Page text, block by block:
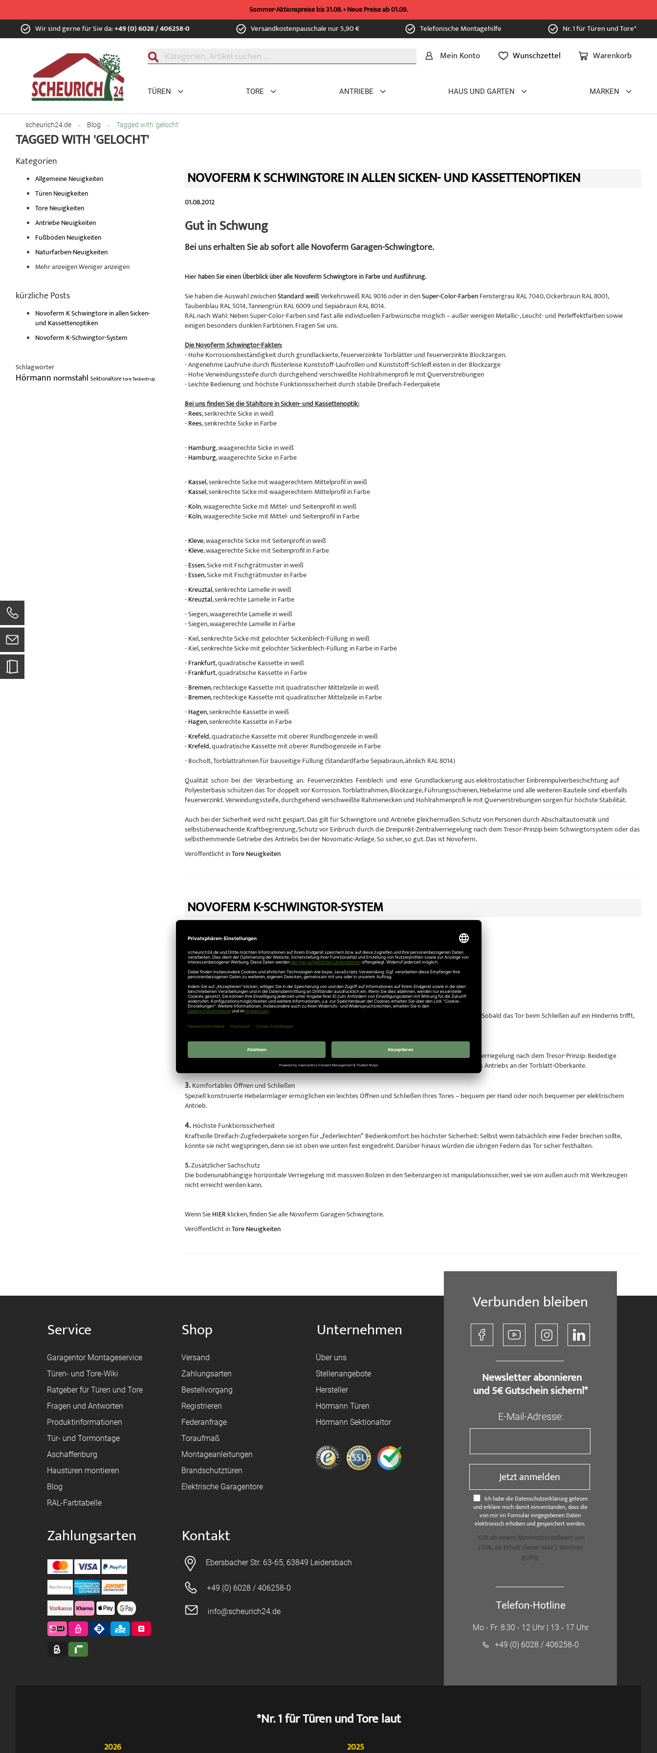
Sommer-Aktionspreise bis 31.08. • Neue Preise ab 01.09.
Zum
Inhalt Wir sind gerne für Sie da:+49 (0) 6028 / 406258-0 Versandkostenpauschale nur 5,90 € Telefonische Montagehilfe Nr. 1 für Türen und Tore*
Warenkorb
Mein Konto Wunschzettel
TÜREN TORE ANTRIEBE HAUS UND GARTEN MARKEN
scheurich24.de Blog Tagged with 'gelocht'
TAGGED WITH 'GELOCHT'
NOVOFERM K SCHWINGTORE IN ALLEN SICKEN- UND KASSETTENOPTIKEN
01.08.2012
Gut in Schwung
Bei uns erhalten Sie ab sofort alle Novoferm Garagen-Schwingtore.
Hier haben Sie einen Überblick über alle Novoferm Schwingtore in Farbe und Ausführung.
Sie haben die Auswahl zwischenStandard weißVerkehrsweiß RAL 9016 oder in denSuper-Color-FarbenFenstergrau RAL 7040, Ockerbraun RAL 8001,
Taubenblau RAL 5014, Tannengrün RAL 6009 und Sepiabraun RAL 8014.
RAL nach Wahl: Neben Super-Color-Farben sind fast alle individuellen Farbwünsche möglich – außer wenigen Metallic-, Leucht- und Perleffektfarben sowie
einigen besonders dunklen Farbtönen. Fragen Sie uns.
Die Novoferm Schwingtor-Fakten:
- Hohe Korrosionsbeständigkeit durch grundlackierte, feuerverzinkte Torblätter und feuerverzinkte Blockzargen.
- Angenehme Laufruhe durch flüsterleise Kunststoff-Laufrollen und Kunststoff-Schleifl eisten in der Blockzarge
- Hohe Verwindungssteife durch durchgehend verschweißte Hohlrahmenprofi le mit Querverstrebungen
- Leichte Bedienung und höchste Funktionssicherheit durch stabile Dreifach-Federpakete
Bei uns finden Sie die Stahltore in Sicken- und Kassettenoptik:
-Rees, senkrechte Sicke in weiß
-Rees, senkrechte Sicke in Farbe
-Hamburg, waagerechte Sicke in weiß
-Hamburg, waagerechte Sicke in Farbe
-Kassel, senkrechte Sicke mit waagerechtem Mittelprofil in weiß
-Kassel, senkrechte Sicke mit waagerechtem Mittelprofil in Farbe
-Köln, waagerechte Sicke mit Mittel- und Seitenprofil in weiß
-Köln, waagerechte Sicke mit Mittel- und Seitenprofil in Farbe
-Kleve, waagerechte Sicke mit Seitenprofil in weiß
-Kleve, waagerechte Sicke mit Seitenprofil in Farbe
-Essen, Sicke mit Fischgrätmuster in weiß
-Essen, Sicke mit Fischgrätmuster in Farbe
-Kreuztal, senkrechte Lamelle in weiß
-Kreuztal, senkrechte Lamelle in Farbe
- Siegen, waagerechte Lamelle in weiß
- Siegen, waagerechte Lamelle in Farbe
- Kiel, senkrechte Sicke mit gelochter Sickenblech-Füllung in weiß
- Kiel, senkrechte Sicke mit gelochter Sickenblech-Füllung in Farbe in Farbe
-Frankfurt, quadratische Kassette in weiß
-Frankfurt, quadratische Kassette in Farbe
-Bremen, rechteckige Kassette mit quadratischer Mittelzeile in weiß
-Bremen, rechteckige Kassette mit quadratischer Mittelzeile in Farbe
-Hagen, senkrechte Kassette in weiß
-Hagen, senkrechte Kassette in Farbe
-Krefeld, quadratische Kassette mit oberer Rundbogenzeile in weiß
-Krefeld, quadratische Kassette mit oberer Rundbogenzeile in Farbe
- Bocholt, Torblattrahmen für bauseitige Füllung (Standardfarbe Sepiabraun, ähnlich RAL 8014)
Qualität schon bei der Verarbeitung an. Feuerverzinktes Feinblech und eine Grundlackierung aus elektrostatischer Einbrennpulverbeschichtung auf
Polyesterbasis schützen das Tor doppelt vor Korrosion. Torblattrahmen, Blockzarge, Führungsschienen, Hebelarme und alle weiteren Bauteile sind ebenfalls
feuerverzinkt. Verwindungssteife, durchgehend verschweißte Rahmenecken und Hohlrahmenprofi le mit Querverstrebungen sorgen für höchste Stabilität.
Auch bei der Sicherheit wird nicht gespart. Das gilt für Schwingtore und Antriebe gleichermaßen. Schutz von Personen durch Abschaltautomatik und
selbstüberwachende Kraftbegrenzung, Schutz vor Einbruch durch die Dreipunkt-Zentralverriegelung nach dem Tresor-Prinzip beim Schwingtorsystem oder das
selbsthemmende Getriebe des Antriebs bei der Novomatic-Anlage. So sicher, so gut. Das ist Novoferm.
Veröffentlicht inTore Neuigkeiten
NOVOFERM K-SCHWINGTOR-SYSTEM
Novoferm Schwingtor Modell Rees auch mit Antrieb erhältlich!
Kaufen Sie bei uns online das Novoferm Schwingtor-System.
1.Schützt Menschen: Das Tor, das sich selbst überwacht
Das Novoferm Schwingtor-System ist mit einer selbstüberwachenden Abschaltautomatik ausgestattet. Sobald das Tor beim Schließen auf ein Hindernis trifft,
ganz gleich, ob Gegenstand oder Person, stoppt und öffnet es sofort beim geringsten Widerstand.
2.
Schützt Eigentum: Vorbildliche Einbruchhemmung
Das automatische Novoferm Schwingtor-System schützt Ihr Eigentum zusätzlich durch eine Dreipunktverriegelung nach dem Tresor-Prinzip: Beideitige
Verriegelung durch massive Bolzen in der Zarge, zusätzliche Verriegelung durch die Selbsthemmung des Antriebs an der Torblatt-Oberkante.
3.Komfortables Öffnen und Schließen
Speziell konstruierte Hebelarmlager ermöglichen ein leichtes Öffnen und Schließen Ihres Tores – bequem per Hand oder noch bequemer per elektrischem
Antrieb.
4. Höchste Funktionssicherheit
Kraftvolle Dreifach-Zugfederpakete sorgen für „federleichten“ Bedienkomfort bei höchster Sicherheit: Selbst wenn tatsächlich eine Feder brechen sollte,
könnte sie nicht wegspringen, denn sie ist oben wie unten fest eingedreht. Darüber hinaus würden die übrigen Federn das Tor sicher festhalten.
5.Zusätzlicher Sachschutz
Die bodenunabhängige horizontale Verriegelung mit massiven Bolzen in den Seitenzargen ist manipulationssicher, weil sie von außen auch mit Werkzeugen
nicht erreicht werden kann.
Wenn SieHIER klicken, finden Sie alle Novoferm Garagen-Schwingtore.
Veröffentlicht inTore Neuigkeiten
Kategorien
Allgemeine Neuigkeiten
Türen Neuigkeiten
Tore Neuigkeiten
Antriebe Neuigkeiten
Fußböden Neuigkeiten
Naturfarben-Neuigkeiten
Mehr anzeigenWeniger anzeigen
kürzliche Posts
Novoferm K Schwingtore in allen Sicken-
und Kassettenoptiken
Novoferm K-Schwingtor-System
Schlagwörter
Hörmann normstahl SektionaltoretoreTeckentrup
Service
Garagentor Montageservice
Türen- und Tore-Wiki
Ratgeber für Türen und Tore
Fragen und Antworten
Produktinformationen
Tür- und Tormontage
Aschaffenburg
Haustüren montieren
Blog
RAL-Farbtabelle
Shop
Versand
Zahlungsarten
Bestellvorgang
Registrieren
Federanfrage
Toraufmaß
Montageanleitungen
Brandschutztüren
Elektrische Garagentore
Unternehmen
Über uns
Stellenangebote
Hersteller
Hörmann Türen
Hörmann Sektionaltor
Zahlungsarten Kontakt
Ebersbacher Str. 63-65, 63849 Leidersbach
+49 (0) 6028 / 406258-0
info@scheurich24.de
Verbunden bleiben
​ Newsletter abonnieren
und 5€ Gutschein sichern!*
E-Mail-Adresse:
Jetzt anmelden
Ich habe die Datenschutzerklärung gelesen
und erkläre mich damit einverstanden, dass die
von mir im Formular eingegebenen Daten
elektronisch erhoben und gespeichert werden.
*Gilt ab einem Mindestbestellwert von
250€, ab Erhalt dieser Mail 2 Wochen
gültig
Telefon-Hotline
Mo - Fr: 8:30 - 12 Uhr | 13 - 17 Uhr
+49 (0) 6028 / 406258-0
*Nr. 1 für Türen und Tore laut
2026 2025